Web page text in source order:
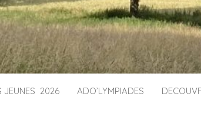
JEUNES 2026 ADO’LYMPIADES